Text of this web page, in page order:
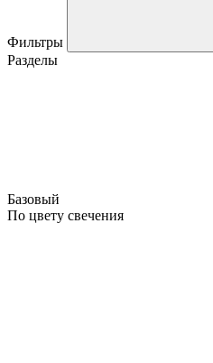
Фильтры
Разделы
Базовый
По цвету свечения